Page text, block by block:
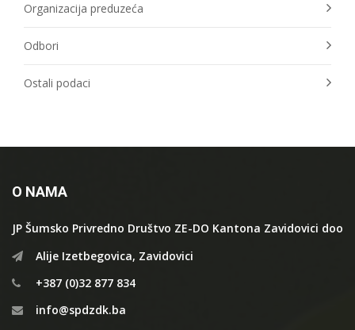
Organizacija preduzeća
Odbori
Ostali podaci
O NAMA
JP Šumsko Privredno Društvo ZE-DO Kantona Zavidovici doo
Alije Izetbegovica, Zavidovici
+387 (0)32 877 834
info@spdzdk.ba